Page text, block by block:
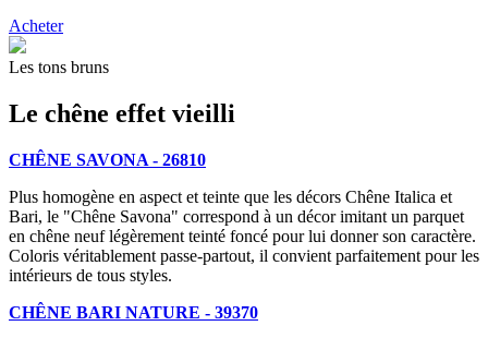
Acheter
Les tons bruns
Le chêne effet vieilli
CHÊNE SAVONA - 26810
Plus homogène en aspect et teinte que les décors Chêne Italica et
Bari, le "Chêne Savona" correspond à un décor imitant un parquet
en chêne neuf légèrement teinté foncé pour lui donner son caractère.
Coloris véritablement passe-partout, il convient parfaitement pour les
intérieurs de tous styles.
CHÊNE BARI NATURE - 39370